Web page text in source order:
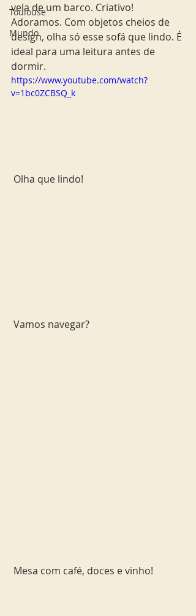
Toulouse
Mundo
vela de um barco. Criativo!
Adoramos. Com objetos cheios de
design, olha só esse sofá que lindo. É
ideal para uma leitura antes de
dormir.
https://www.youtube.com/watch?
v=1bc0ZCBSQ_k
Olha que lindo!
Vamos navegar?
Mesa com café, doces e vinho!